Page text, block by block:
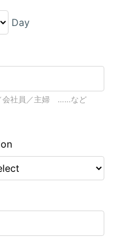
Day
会社員／主婦 ……など